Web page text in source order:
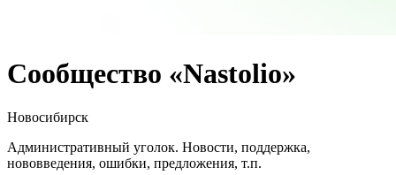
Сообщество «Nastolio»
Новосибирск
Административный уголок. Новости, поддержка,
нововведения, ошибки, предложения, т.п.